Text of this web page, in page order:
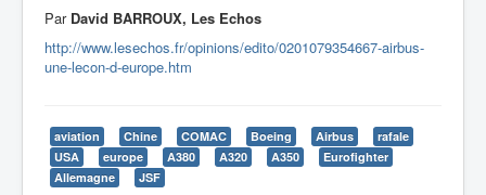
Par David BARROUX, Les Echos
http://www.lesechos.fr/opinions/edito/0201079354667-airbus-
une-lecon-d-europe.htm
aviation Chine COMAC Boeing Airbus
rafale
USA
europe A380 A320 A350
Eurofighter
Allemagne
JSF